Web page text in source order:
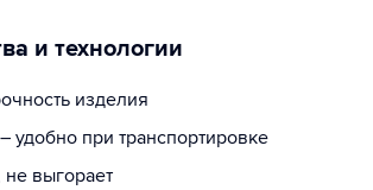
и технологии
изделия
удобно при транспортировке
не выгорает